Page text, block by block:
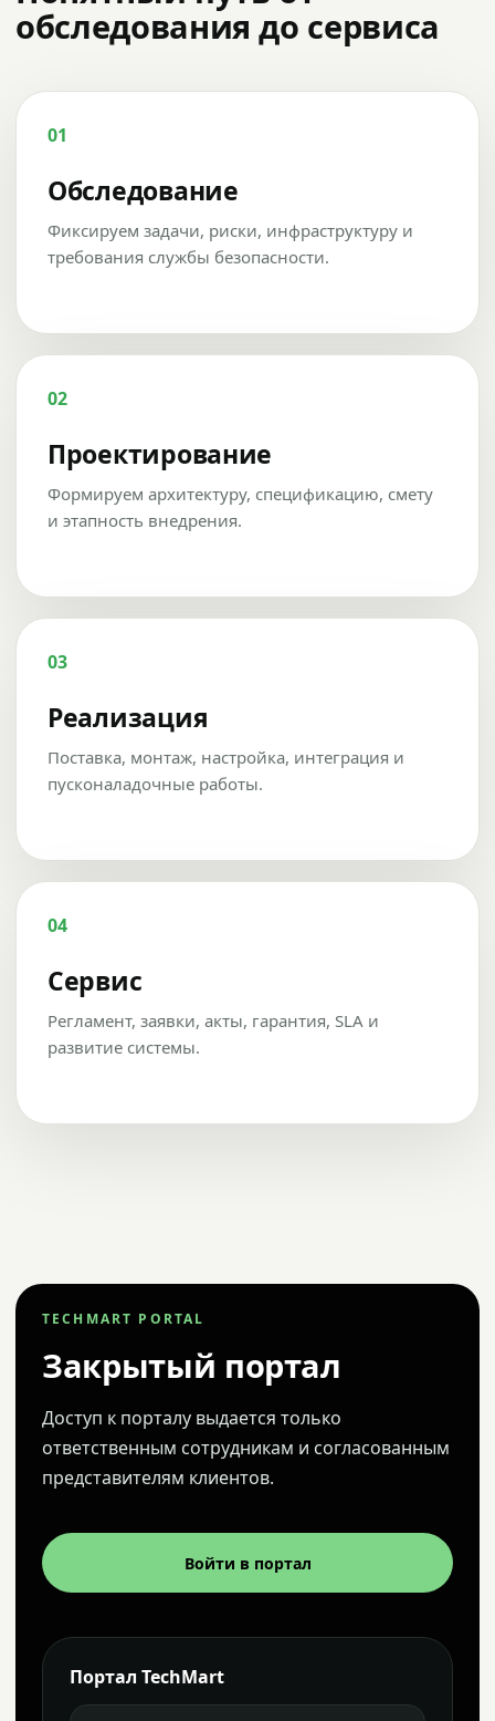
обследования до сервиса
01
Обследование
Фиксируем задачи, риски, инфраструктуру и
требования службы безопасности.
02
Проектирование
Формируем архитектуру, спецификацию, смету
и этапность внедрения.
03
Реализация
Поставка, монтаж, настройка, интеграция и
пусконаладочные работы.
04
Сервис
Регламент, заявки, акты, гарантия, SLA и
развитие системы.
TECHMART PORTAL
Закрытый портал
Доступ к порталу выдается только
ответственным сотрудникам и согласованным
представителям клиентов.
Войти в портал
Портал TechMart